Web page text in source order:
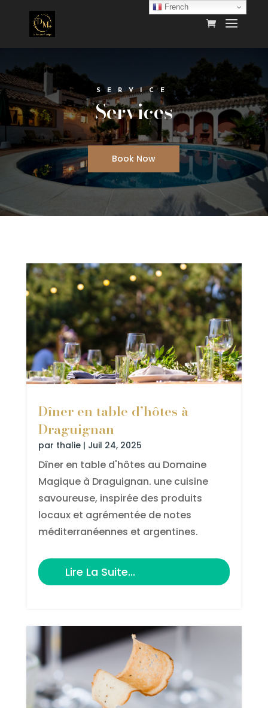
SERVICE
Services
Book Now
Dîner en table d’hôtes à
Draguignan
par thalie| Juil 24, 2025
Dîner en table d'hôtes au Domaine
Magique à Draguignan. une cuisine
savoureuse, inspirée des produits
locaux et agrémentée de notes
méditerranéennes et argentines.
Lire La Suite...
French